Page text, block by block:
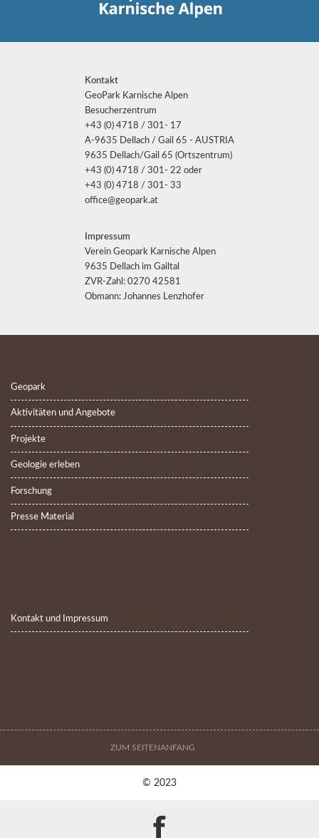
Kontakt
GeoPark Karnische Alpen
Besucherzentrum
+43 (0) 4718 / 301- 17
A-9635 Dellach / Gail 65 - AUSTRIA
9635 Dellach/Gail 65 (Ortszentrum)
+43 (0) 4718 / 301- 22 oder
+43 (0) 4718 / 301- 33
office@geopark.at
Impressum
Verein Geopark Karnische Alpen
9635 Dellach im Gailtal
ZVR-Zahl: 0270 42581
Obmann: Johannes Lenzhofer
Geopark
Aktivitäten und Angebote
Projekte
Geologie erleben
Forschung
Presse Material
Kontakt und Impressum
ZUM SEITENANFANG
© 2023